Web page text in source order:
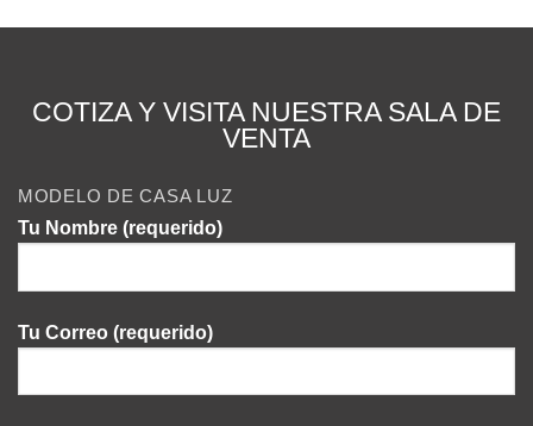
COTIZA Y VISITA NUESTRA SALA DE
VENTA
MODELO DE CASA LUZ
Tu Nombre (requerido)
Tu Correo (requerido)